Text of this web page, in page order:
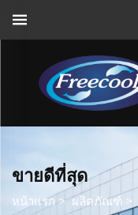
ขายดีที่สุด
หน้าแรก > ผลิตภัณฑ์ >